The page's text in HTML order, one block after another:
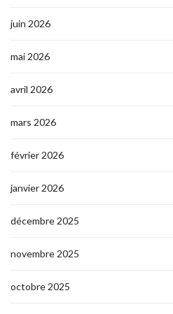
juin 2026
mai 2026
avril 2026
mars 2026
février 2026
janvier 2026
décembre 2025
novembre 2025
octobre 2025